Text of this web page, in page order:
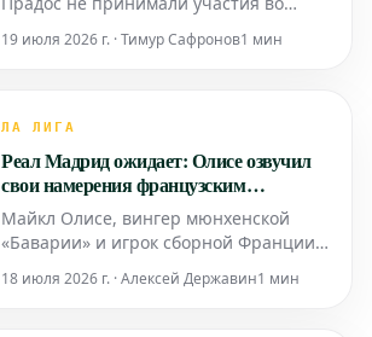
матче «Атлетик Бильбао» на стадионе
одному из этих полузащитников не
сообщает Mundo Deportivo.
19 июля 2026 г. · Тимур Сафронов1 мин
ЛА ЛИГА
Реал Мадрид ожидает: Олисе озвучил
свои намерения французским
партнерам
Майкл Олисе, вингер мюнхенской
«Баварии» и игрок сборной Франции,
о желании присоединиться к
18 июля 2026 г. · Алексей Державин1 мин